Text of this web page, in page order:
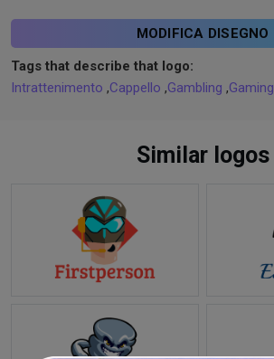
MODIFICA DISEGNO
Tags that describe that logo:
Intrattenimento ,Cappello ,Gambling ,Gaming
Similar logos